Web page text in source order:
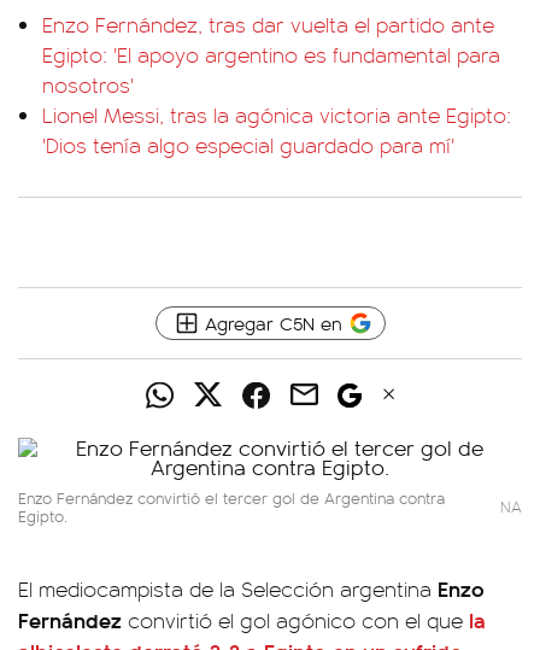
Enzo Fernández, tras dar vuelta el partido ante
Egipto: 'El apoyo argentino es fundamental para
nosotros'
Lionel Messi, tras la agónica victoria ante Egipto:
'Dios tenía algo especial guardado para mí'
Agregar C5N en
Enzo Fernández convirtió el tercer gol de Argentina contra
Egipto. NA
El mediocampista de la Selección argentina Enzo
Fernández convirtió el gol agónico con el que la